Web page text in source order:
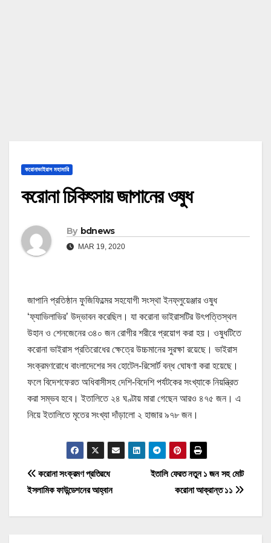
করোনাভাইরাস মহামারি
করোনা চিকিৎসায় জাপানের ওষুধ
By bdnews
MAR 19, 2020
জাপানি প্রতিষ্ঠান ফুজিফিল্মের সহযোগী সংস্থা ইনফ্লুয়েঞ্জার ওষুধ
‘ফ্যাভিলাভির’ উদ্ভাবন করেছিল। যা করোনা ভাইরাসটির উৎপত্তিস্থল
উহান ও শেনজেনের ৩৪০ জন রোগীর শরীরে প্রয়োগ করা হয়। ওষুধটিতে
করোনা ভাইরাস প্রতিরোধের ক্ষেত্রে উচ্চমানের সুরক্ষা রয়েছে। ভাইরাস
সংক্রমণরোধে বাংলাদেশের সব হোটেল-রিসোর্ট বন্ধ ঘোষণা করা হয়েছে।
ফলে বিদেশফেরত অধিবাসীসহ দেশি-বিদেশি পর্যটকের সংখ্যাকে নিয়ন্ত্রিত
করা সম্ভব হবে। ইতালিতে ২৪ ঘণ্টায় মারা গেছেন আরও ৪৭৫ জন। এ
নিয়ে ইতালিতে মৃতের সংখ্যা দাঁড়ালো ২ হাজার ৯৭৮ জন।
P
o
ইতালি ফেরত নতুন ১ জন সহ মোট
করোনা আক্রান্ত ১১
করোনা সংক্রমণ প্রতিরধে
ইসলামিক ফাউন্ডেশনের আহ্বান